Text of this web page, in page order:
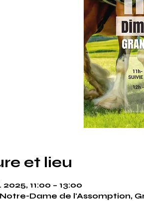
et lieu
11:00 – 13:00
Dame de l'Assomption,